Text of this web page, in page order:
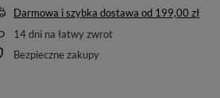
Darmowa i szybka dostawa od 199,00 zł
14dni na łatwy zwrot
Bezpieczne zakupy